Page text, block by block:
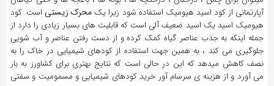
آپارتمانی از کود اسید هیومیک استفاده شود زیرا یک محرک زیستیاست. کود
هیومیک اسید یک اسید ضعیف آلی است که قابلیت های بسیار زیادی را دارد از
جمله اینکه به جذب عناصر گیاه کمک کرده و از دست رفتن عناصر و آب شویی
جلوگیری می کند ، به همین جهت استفاده از کودهای شیمیایی در خاک را به
نصف کاهش میدهد که این در حالی است که نتایج بهتری برای کشاورز به بار
می آورد و از هزینه ی سرسام آور خرید کودهای شیمیایی و مسمومیت و سفتی